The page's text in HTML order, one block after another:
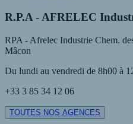
soulever des palettes dans un
location-courte-duree
polyvalence et leur capacité à
travail en font des alliés
Chez R.P.A - AFRELEC
élévateurs fiables, conçus pour
les risques liés à la manutention
équipé de dispositifs de sécurité et
R.P.A - AFRELEC
RPA - Afrelec Industrie Chem.
Mâcon
Du lundi au vendredi de 8h00 à
+33 3 85 34 12 06
TOUTES NOS AGENCES